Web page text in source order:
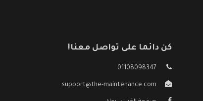
كن دائما على تواصل معنا!
01108098347
support@the-maintenance.com